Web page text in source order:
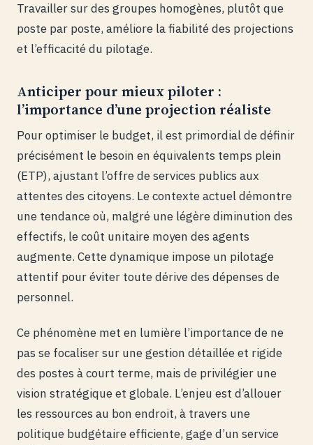
Travailler sur des groupes homogènes, plutôt que
poste par poste, améliore la fiabilité des projections
et l’efficacité du pilotage.
Anticiper pour mieux piloter :
l’importance d’une projection réaliste
Pour optimiser le budget, il est primordial de définir
précisément le besoin en équivalents temps plein
(ETP), ajustant l’offre de services publics aux
attentes des citoyens. Le contexte actuel démontre
une tendance où, malgré une légère diminution des
effectifs, le coût unitaire moyen des agents
augmente. Cette dynamique impose un pilotage
attentif pour éviter toute dérive des dépenses de
personnel.
Ce phénomène met en lumière l’importance de ne
pas se focaliser sur une gestion détaillée et rigide
des postes à court terme, mais de privilégier une
vision stratégique et globale. L’enjeu est d’allouer
les ressources au bon endroit, à travers une
politique budgétaire efficiente, gage d’un service